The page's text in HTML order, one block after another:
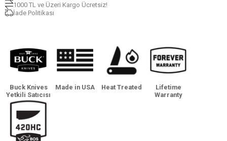
1000 TL ve Üzeri Kargo Ücretsiz!
İade Politikası
Buck Knives
Yetkili Satıcısı
Made in USA Heat Treated
Lifetime
Warranty